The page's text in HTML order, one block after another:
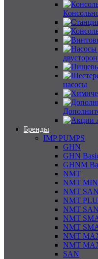
насосы
Бренды
IMP PUMPS
GHN
GHN
GHNM
NMT
NMT
NMT
NMT
NMT
NMT
NMT
NMT
NMT
SAN